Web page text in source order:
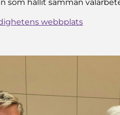
som hållit samman
webbplats